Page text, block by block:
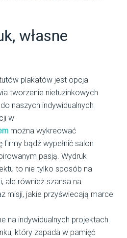
własne
plakatów jest opcja
tworzenie nietuzinkowych
naszych indywidualnych
w
można wykreować
bądź wypełnić salon
pasją. Wydruk
to nie tylko sposób na
ale również szansa na
misji, jakie przyświecają marce
na indywidualnych projektach
który zapada w pamięć